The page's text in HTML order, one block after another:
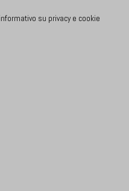
su privacy e cookie